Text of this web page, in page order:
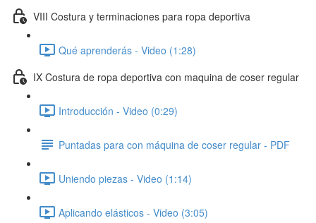
VIII Costura y terminaciones para ropa deportiva
Qué aprenderás - Video (1:28)
IX Costura de ropa deportiva con maquina de coser regular
Introducción - Video (0:29)
Puntadas para con máquina de coser regular - PDF
Uniendo piezas - Video (1:14)
Aplicando elásticos - Video (3:05)